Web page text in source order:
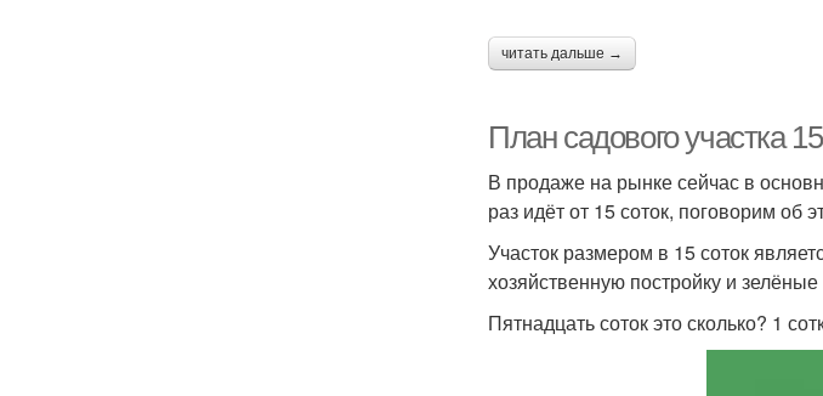
читать дальше →
План садового участка
В продаже на рынке сейчас в
раз идёт от 15 соток, поговорим об
Участок размером в 15 соток
хозяйственную постройку и
Пятнадцать соток это сколько? 1